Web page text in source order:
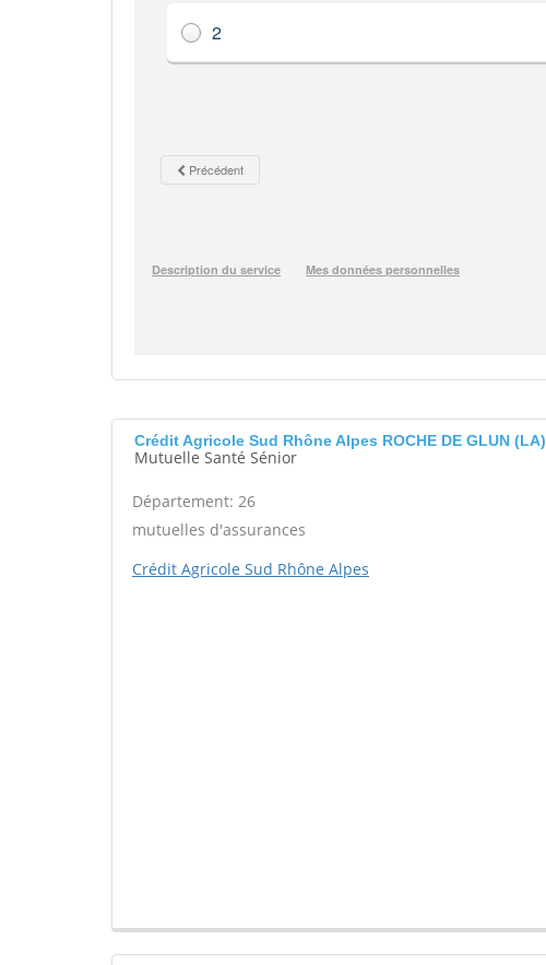
Crédit Agricole Sud Rhône Alpes ROCHE DE GLUN (LA)
Mutuelle Santé Sénior
Département: 26
mutuelles d'assurances
Crédit Agricole Sud Rhône Alpes